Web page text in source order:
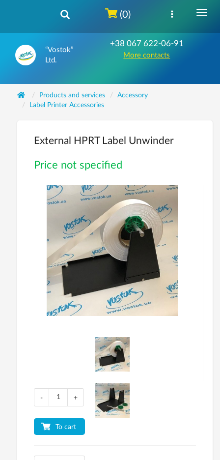
“Vostok”
Ltd.
+38 067 622-06-91
More contacts
(0)
Products and services
Accessory
Label Printer Accessories
External HPRT Label Unwinder
Price not specified
- +
To cart